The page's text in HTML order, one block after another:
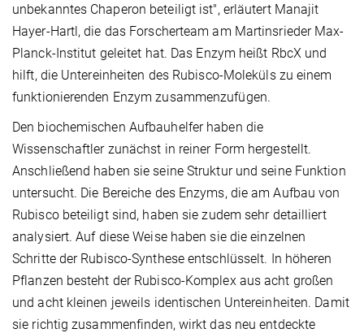
unbekanntes Chaperon beteiligt ist", erläutert Manajit
Hayer-Hartl, die das Forscherteam am Martinsrieder Max-
Planck-Institut geleitet hat. Das Enzym heißt RbcX und
hilft, die Untereinheiten des Rubisco-Moleküls zu einem
funktionierenden Enzym zusammenzufügen.
Den biochemischen Aufbauhelfer haben die
Wissenschaftler zunächst in reiner Form hergestellt.
Anschließend haben sie seine Struktur und seine Funktion
untersucht. Die Bereiche des Enzyms, die am Aufbau von
Rubisco beteiligt sind, haben sie zudem sehr detailliert
analysiert. Auf diese Weise haben sie die einzelnen
Schritte der Rubisco-Synthese entschlüsselt. In höheren
Pflanzen besteht der Rubisco-Komplex aus acht großen
und acht kleinen jeweils identischen Untereinheiten. Damit
sie richtig zusammenfinden, wirkt das neu entdeckte